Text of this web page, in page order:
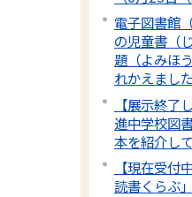
電子図書館
の児童書（
題（よみほ
れかえました
【展示終了
進中学校図
本を紹介し
【現在受付
読書くらぶ